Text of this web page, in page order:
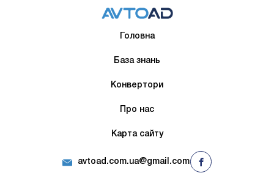
Головна
База знань
Конвертори
Про нас
Карта сайту
avtoad.com.ua@gmail.com